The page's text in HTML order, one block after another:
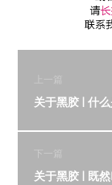
上一篇
关于黑胶 | 什
下一篇
关于黑胶 | 既